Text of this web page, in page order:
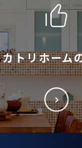
カトリホーム